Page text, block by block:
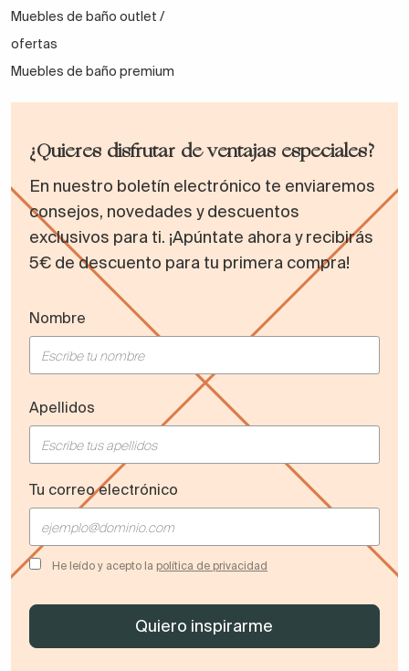
Muebles de baño outlet /
ofertas
Muebles de baño premium
¿Quieres disfrutar de ventajas especiales?
En nuestro boletín electrónico te enviaremos
consejos, novedades y descuentos
exclusivos para ti. ¡Apúntate ahora y recibirás
5€ de descuento para tu primera compra!
Nombre
Apellidos
Tu correo electrónico
He leído y acepto la política de privacidad